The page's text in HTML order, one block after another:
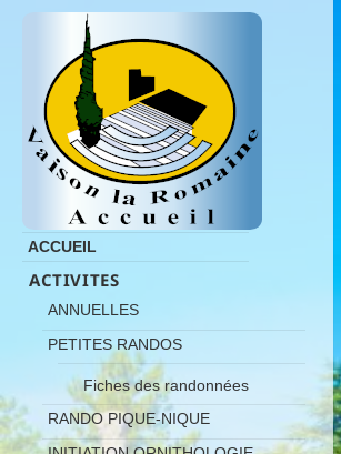
ACCUEIL
ACTIVITES
ANNUELLES
PETITES RANDOS
Fiches des randonnées
RANDO PIQUE-NIQUE